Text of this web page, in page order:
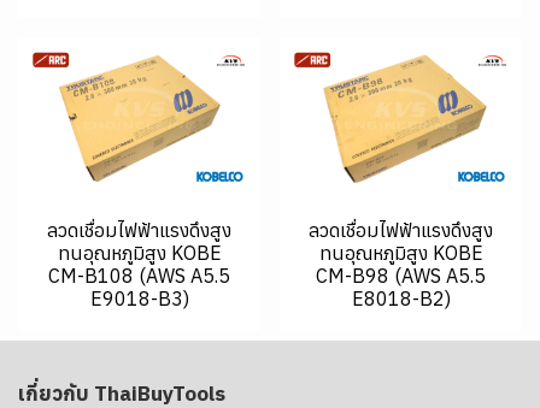
ลวดเชื่อมไฟฟ้าแรงดึงสูง
ทนอุณหภูมิสูง KOBE
CM-B108 (AWS A5.5
E9018-B3)
ลวดเชื่อมไฟฟ้าแรงดึงสูง
ทนอุณหภูมิสูง KOBE
CM-B98 (AWS A5.5
E8018-B2)
เกี่ยวกับ ThaiBuyTools